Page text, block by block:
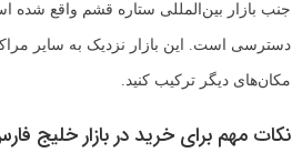
جنب بازار بین‌المللی ستاره قشم واقع
دسترسی است. این بازار نزدیک به سایر
مکان‌های دیگر ترکیب کنید.
نکات مهم برای خرید در بازار خلیج